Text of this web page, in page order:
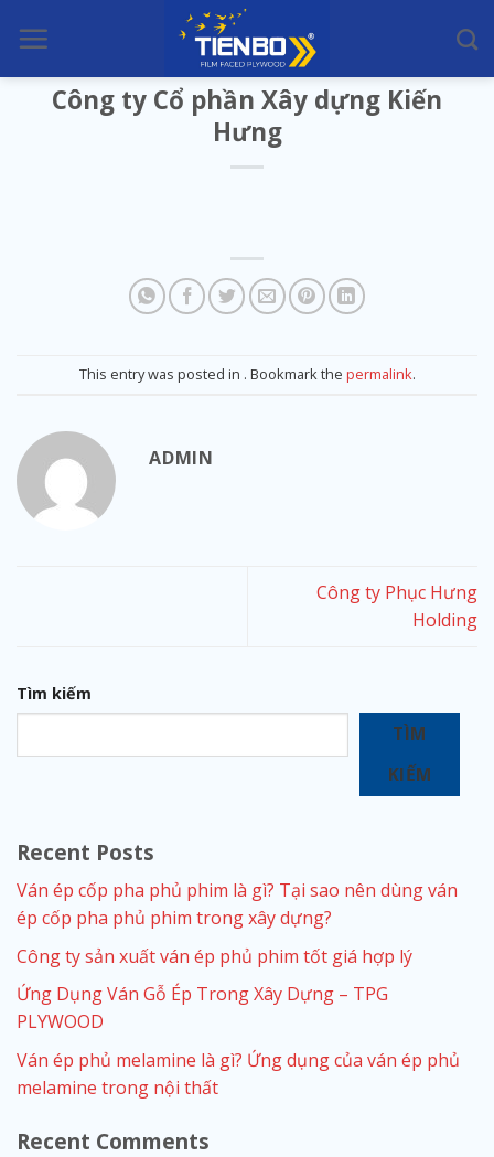
Công ty Cổ phần Xây dựng Kiến
Hưng
This entry was posted in . Bookmark the permalink.
ADMIN
Công ty Phục Hưng
Holding
Tìm kiếm
TÌM
KIẾM
Recent Posts
Ván ép cốp pha phủ phim là gì? Tại sao nên dùng ván
ép cốp pha phủ phim trong xây dựng?
Công ty sản xuất ván ép phủ phim tốt giá hợp lý
Ứng Dụng Ván Gỗ Ép Trong Xây Dựng – TPG
PLYWOOD
Ván ép phủ melamine là gì? Ứng dụng của ván ép phủ
melamine trong nội thất
Recent Comments